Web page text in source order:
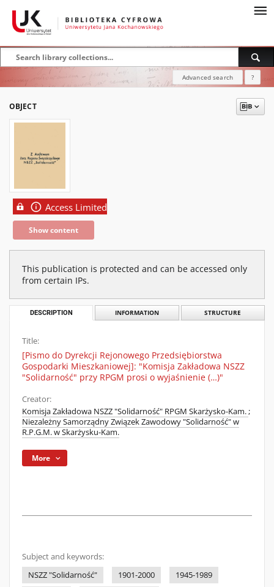
Advanced search ?
OBJECT
Access Limited
Show content
This publication is protected and can be accessed only
from certain IPs.
DESCRIPTION INFORMATION STRUCTURE
Title:
[Pismo do Dyrekcji Rejonowego Przedsiębiorstwa
Gospodarki Mieszkaniowej]: "Komisja Zakładowa NSZZ
"Solidarność" przy RPGM prosi o wyjaśnienie (…)"
Creator:
Komisja Zakładowa NSZZ "Solidarność" RPGM Skarżysko-Kam.;
Niezależny Samorządny Związek Zawodowy "Solidarność" w
R.P.G.M. w Skarżysku-Kam.
More
Subject and keywords:
NSZZ "Solidarność"
1901-2000
1945-1989